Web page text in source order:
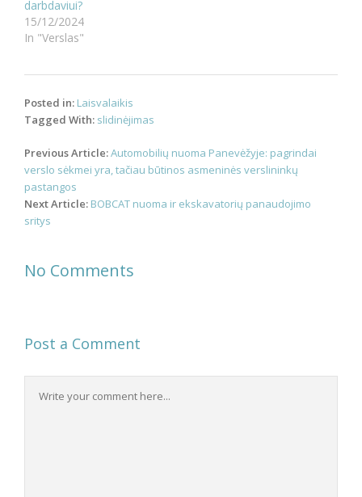
darbdaviui?
15/12/2024
In "Verslas"
Posted in: Laisvalaikis
Tagged With: slidinėjimas
Post
navigation
Previous Article:Automobilių nuoma Panevėžyje: pagrindai
verslo sėkmei yra, tačiau būtinos asmeninės verslininkų
pastangos
Next Article: BOBCAT nuoma ir ekskavatorių panaudojimo
sritys
No Comments
Post a Comment